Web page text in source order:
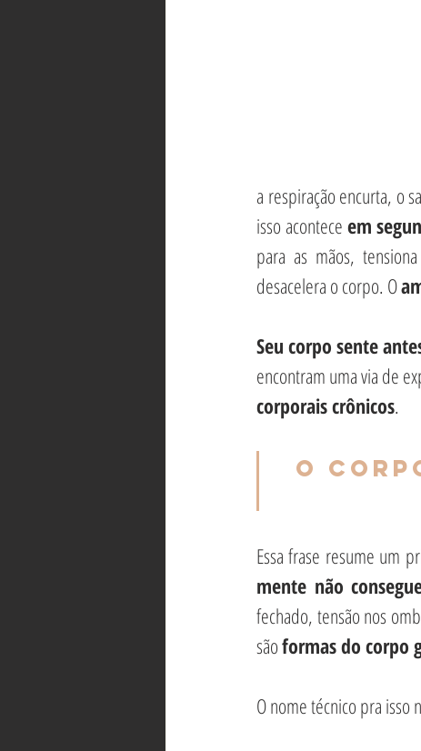
a respiração encurta, o
isso acontece em
para as mãos,
desacelera o corpo. O
Seu corpo sente
encontram uma via de
corporais crônicos.
O
Essa frase resume um
mente não
fechado, tensão nos
são formas do corpo
O nome técnico pra isso